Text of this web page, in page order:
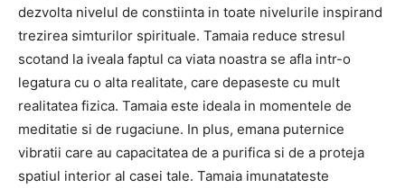
dezvolta nivelul de constiinta in toate nivelurile inspirand
trezirea simturilor spirituale. Tamaia reduce stresul
scotand la iveala faptul ca viata noastra se afla intr-o
legatura cu o alta realitate, care depaseste cu mult
realitatea fizica. Tamaia este ideala in momentele de
meditatie si de rugaciune. In plus, emana puternice
vibratii care au capacitatea de a purifica si de a proteja
spatiul interior al casei tale. Tamaia imunatateste